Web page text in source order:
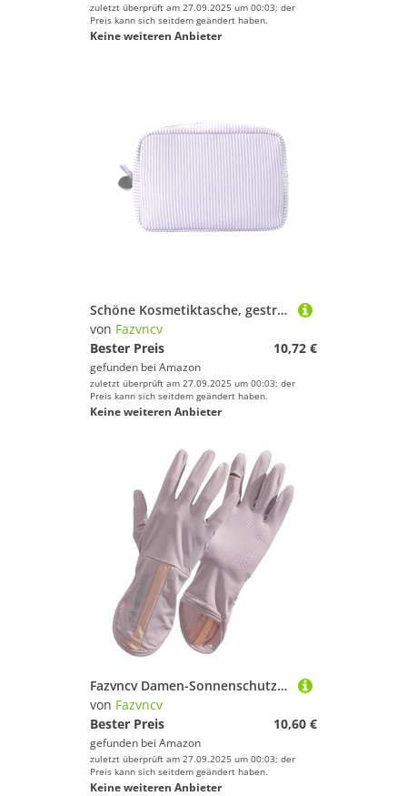
zuletzt überprüft am 27.09.2025 um 00:03; der
Preis kann sich seitdem geändert haben.
Keine weiteren Anbieter
Schöne Kosmetiktasche, gestreift, Kulturbeutel, tragbar, ästhetischer Organizer, Hautpflege-Organizer für Damen, Make-up, Kulturbeutel, schöne Münzbörse, tragbar, gestreift, violett, Mass Beauty
von Fazvncv
Bester Preis
10,72 €
gefunden bei Amazon
zuletzt überprüft am 27.09.2025 um 00:03; der
Preis kann sich seitdem geändert haben.
Keine weiteren Anbieter
Fazvncv Damen-Sonnenschutzhandschuhe, Eisseide, lang, dünn, Fahren, Elektrofahrzeug, Reiten, Touchscreens, dauerhafter Sonnenschutz, Eisseide, atmungsaktive Handschuhe
von Fazvncv
Bester Preis
10,60 €
gefunden bei Amazon
zuletzt überprüft am 27.09.2025 um 00:03; der
Preis kann sich seitdem geändert haben.
Keine weiteren Anbieter